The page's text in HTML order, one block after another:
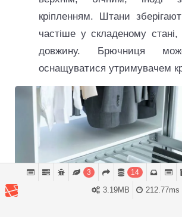
кріпленням. Штани
частіше у складеному стані,
довжину. Брючниця
оснащуватися утримувачем
3 14
212.77ms
3.19MB